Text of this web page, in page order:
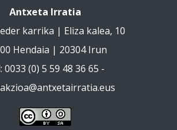
Antxeta Irratia
karrika | Eliza kalea, 10
Hendaia | 20304 Irun
0033 (0) 5 59 48 36 65 -